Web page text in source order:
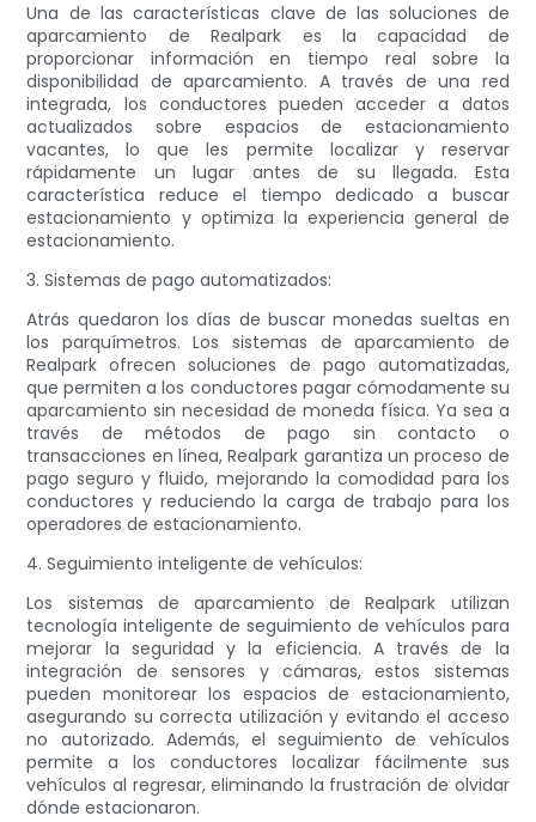
Una de las características clave de las soluciones de
aparcamiento de Realpark es la capacidad de
proporcionar información en tiempo real sobre la
disponibilidad de aparcamiento. A través de una red
integrada, los conductores pueden acceder a datos
actualizados sobre espacios de estacionamiento
vacantes, lo que les permite localizar y reservar
rápidamente un lugar antes de su llegada. Esta
característica reduce el tiempo dedicado a buscar
estacionamiento y optimiza la experiencia general de
estacionamiento.
3. Sistemas de pago automatizados:
Atrás quedaron los días de buscar monedas sueltas en
los parquímetros. Los sistemas de aparcamiento de
Realpark ofrecen soluciones de pago automatizadas,
que permiten a los conductores pagar cómodamente su
aparcamiento sin necesidad de moneda física. Ya sea a
través de métodos de pago sin contacto o
transacciones en línea, Realpark garantiza un proceso de
pago seguro y fluido, mejorando la comodidad para los
conductores y reduciendo la carga de trabajo para los
operadores de estacionamiento.
4. Seguimiento inteligente de vehículos:
Los sistemas de aparcamiento de Realpark utilizan
tecnología inteligente de seguimiento de vehículos para
mejorar la seguridad y la eficiencia. A través de la
integración de sensores y cámaras, estos sistemas
pueden monitorear los espacios de estacionamiento,
asegurando su correcta utilización y evitando el acceso
no autorizado. Además, el seguimiento de vehículos
permite a los conductores localizar fácilmente sus
vehículos al regresar, eliminando la frustración de olvidar
dónde estacionaron.